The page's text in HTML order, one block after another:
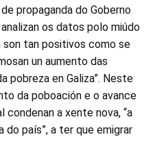
propaganda do Goberno
os datos polo miúdo
son tan positivos como se
un aumento das
pobreza en Galiza”. Neste
da poboación e o avance
a xente nova, “a
do país”, a ter que emigrar